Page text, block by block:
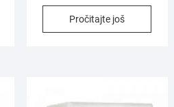
Pročitajte još